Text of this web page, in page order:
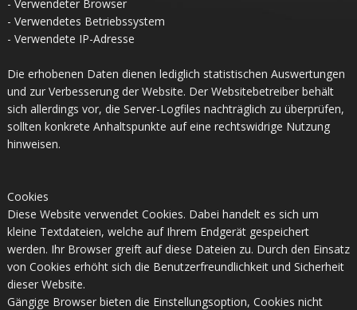
- Verwendeter Browser
- Verwendetes Betriebssystem
- Verwendete IP-Adresse
Die erhobenen Daten dienen lediglich statistischen Auswertungen
und zur Verbesserung der Website. Der Websitebetreiber behält
sich allerdings vor, die Server-Logfiles nachträglich zu überprüfen,
sollten konkrete Anhaltspunkte auf eine rechtswidrige Nutzung
hinweisen.
Cookies
Diese Website verwendet Cookies. Dabei handelt es sich um
kleine Textdateien, welche auf Ihrem Endgerät gespeichert
werden. Ihr Browser greift auf diese Dateien zu. Durch den Einsatz
von Cookies erhöht sich die Benutzerfreundlichkeit und Sicherheit
dieser Website.
Gängige Browser bieten die Einstellungsoption, Cookies nicht